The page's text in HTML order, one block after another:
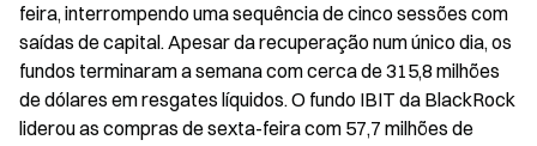
feira, interrompendo uma sequência de cinco sessões com
saídas de capital. Apesar da recuperação num único dia, os
fundos terminaram a semana com cerca de 315,8 milhões
de dólares em resgates líquidos. O fundo IBIT da BlackRock
liderou as compras de sexta-feira com 57,7 milhões de